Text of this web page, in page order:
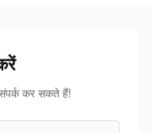
कर सकते हैं!